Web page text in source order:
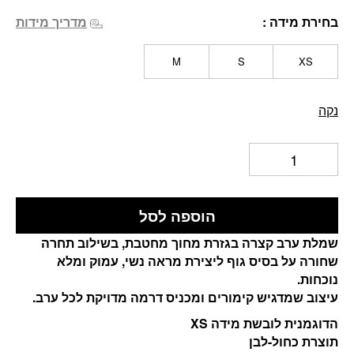
בחירת מידה מדריך מידות
XS
S
M
נקה
הוספה לסל
שמלת ערב קצרה בגזרת מחוך מחטבת, בשילוב תחרה
שחורה על בסיס גוף ליצירת מראה נשי, עמוק ומלא
נוכחות.
עיצוב שמדגיש קימורים ומכניס דרמה מדויקת לכל ערב.
הדוגמנית לובשת מידה XS
תוצרת כחול-לבן